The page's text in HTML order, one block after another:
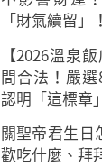
「財氣續留」！
【2026溫泉
間合法！嚴選
認明「這標章
關聖帝君生日
歡吃什麼、拜